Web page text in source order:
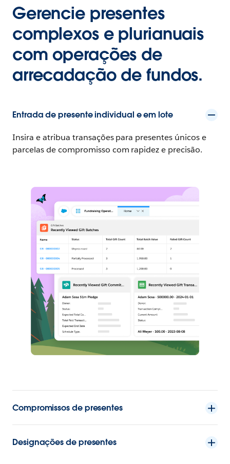
Gerencie presentes
complexos e plurianuais
com operações de
arrecadação de fundos.
Entrada de presente individual e em lote
Insira e atribua transações para presentes únicos e
parcelas de compromisso com rapidez e precisão.
Compromissos de presentes
Designações de presentes